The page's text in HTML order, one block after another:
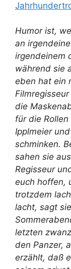
Humor ist,
an
irgendeinem
während sie
eben hat ein
die
für die
Ipplmeier
schminken.
sahen sie
Regisseur
euch hoffen,
trotzdem
lacht, sagt
letzten
den Panzer,
erzählt, daß